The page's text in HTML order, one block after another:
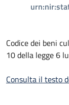
Codice dei beni
10 della legge 6
Consulta il testo